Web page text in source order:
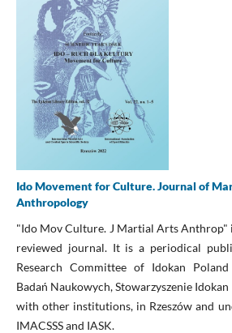
Ido Movement for Culture. Journal of
Anthropology
"Ido Mov Culture. J Martial Arts Anthrop"
reviewed journal. It is a periodical
Research Committee of Idokan
Badań Naukowych, Stowarzyszenie
with other institutions, in Rzeszów and
IMACSSS and IASK.